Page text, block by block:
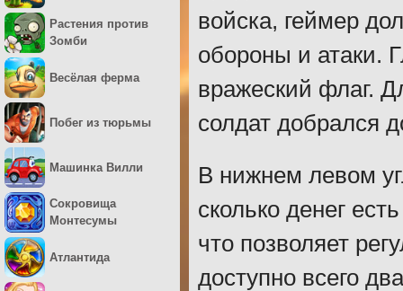
войска, геймер
обороны и атаки.
вражеский флаг.
солдат добрался
В нижнем левом
сколько денег
что позволяет
доступно всего
Растения против
Зомби
Весёлая ферма
Побег из тюрьмы
Машинка Вилли
Сокровища
Монтесумы
Атлантида